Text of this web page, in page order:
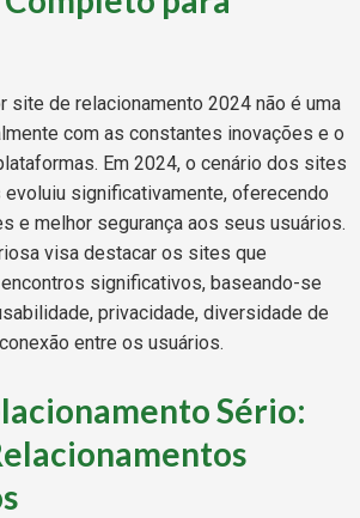
site de relacionamento 2024 não é uma
com as constantes inovações e o
Em 2024, o cenário dos sites
significativamente, oferecendo
e melhor segurança aos seus usuários.
visa destacar os sites que
significativos, baseando-se
privacidade, diversidade de
entre os usuários.
Sério: